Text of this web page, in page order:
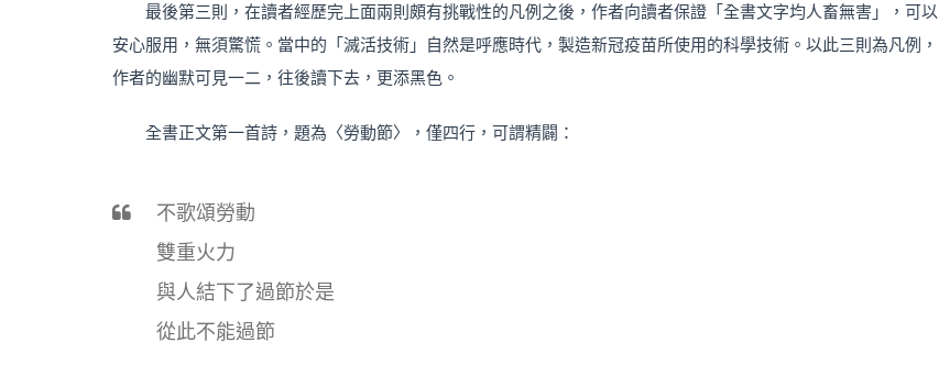
最後第三則，在讀者經歷完上面兩則頗有挑戰性的凡例之後，作者向讀者保證「全書文字均人畜無害」，可以
安心服用，無須驚慌。當中的「滅活技術」自然是呼應時代，製造新冠疫苗所使用的科學技術。以此三則為凡例，
作者的幽默可見一二，往後讀下去，更添黑色。
全書正文第一首詩，題為〈勞動節〉，僅四行，可謂精闢：
不歌頌勞動
雙重火力
與人結下了過節於是
從此不能過節